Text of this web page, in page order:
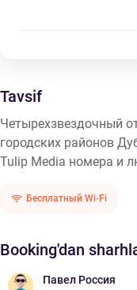
Tavsif
Четырехзвездочный
городских районов
Tulip Media номера и
Бесплатный Wi-Fi
Booking'dan
Павел Россия